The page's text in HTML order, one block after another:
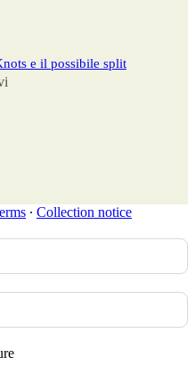
e il possibile split
∙ Collection notice